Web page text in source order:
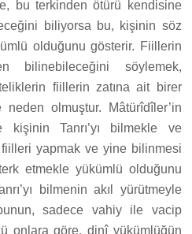
bu terkinden ötürü kendisine
biliyorsa bu, kişinin söz
olduğunu gösterir. Fiillerin
bilinebileceğini söylemek,
fiillerin zatına ait birer
neden olmuştur. Mâtürîdîler’in
Tanrı’yı bilmekle ve
yapmak ve yine bilinmesi
etmekle yükümlü olduğunu
bilmenin akıl yürütmeyle
sadece vahiy ile vacip
onlara göre, dinî yükümlüğün